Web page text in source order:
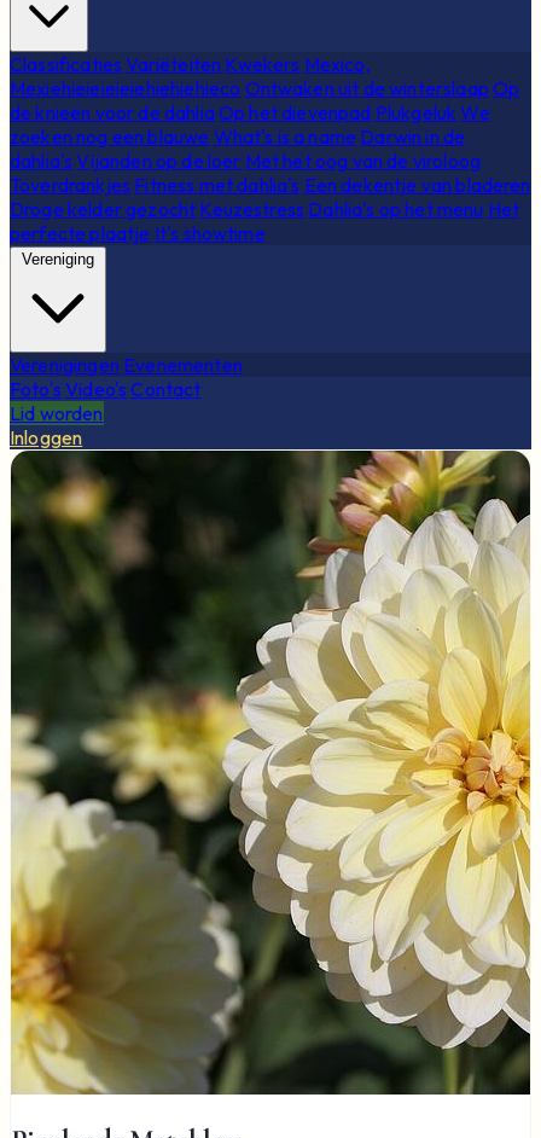
Classificaties Variëteiten Kwekers Mexico,
Mexiehieieieieiehiehiehieco Ontwaken uit de winterslaap Op
de knieën voor de dahliaOp het dievenpad Plukgeluk We
zoeken nog een blauwe What's is a name Darwin in de
dahlia's Vijanden op de loer Met het oog van de viroloog
Toverdrankjes Fitness met dahlia's Een dekentje van bladeren
Droge kelder gezocht Keuzestress Dahlia's op het menu Het
perfecte plaatje It's showtime
Vereniging
Verenigingen Evenementen
Foto's Video's Contact
Lid worden
Inloggen